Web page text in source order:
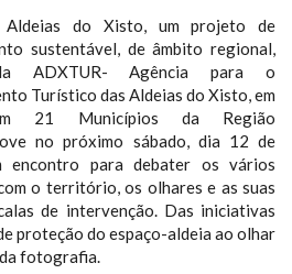
do Xisto, um projeto de
sustentável, de âmbito regional,
ADXTUR- Agência para o
Turístico das Aldeias do Xisto, em
21 Municípios da Região
no próximo sábado, dia 12 de
encontro para debater os vários
o território, os olhares e as suas
de intervenção. Das iniciativas
proteção do espaço-aldeia ao olhar
fotografia.